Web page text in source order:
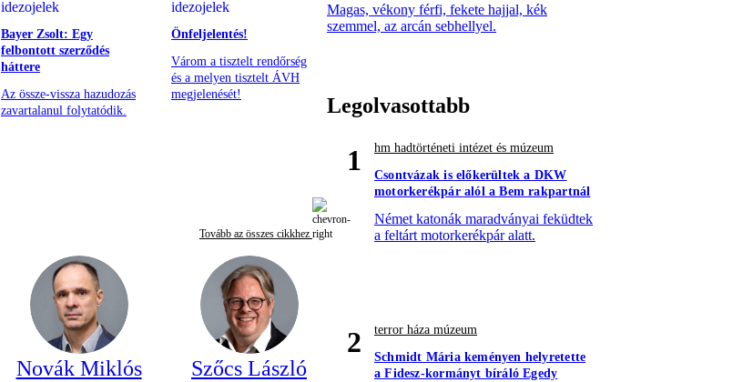
Bayer Zsolt: Egy
felbontott szerződés
háttere
Az össze-vissza hazudozás
zavartalanul folytatódik.
Önfeljelentés!
Várom a tisztelt rendőrség
és a melyen tisztelt ÁVH
megjelenését!
Tovább az összes cikkhez
Novák Miklós Szőcs László
Magas, vékony férfi, fekete hajjal, kék
szemmel, az arcán sebhellyel.
Legolvasottabb
1
hm hadtörténeti intézet és múzeum
Csontvázak is előkerültek a DKW
motorkerékpár alól a Bem rakpartnál
Német katonák maradványai feküdtek
a feltárt motorkerékpár alatt.
2
terror háza múzeum
Schmidt Mária keményen helyretette
a Fidesz-kormányt bíráló Egedy